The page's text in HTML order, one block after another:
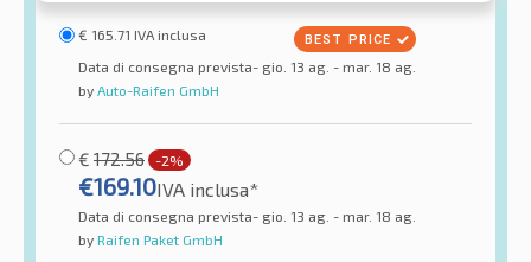
€ 165.71 IVA inclusa
Data di consegna prevista- gio. 13 ag. - mar. 18 ag.
by Auto-Raifen GmbH
€ 172.56 -2%
€169.10IVA inclusa*
Data di consegna prevista- gio. 13 ag. - mar. 18 ag.
by Raifen Paket GmbH